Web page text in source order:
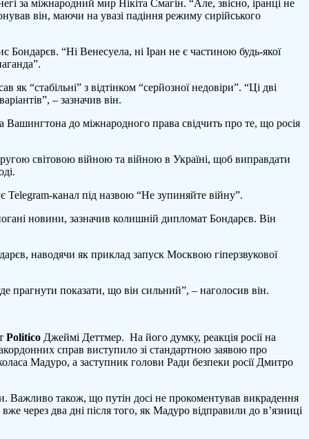
за міжнародний мир Нікіта Смагін. “Але, звісно, іранці не
він, маючи на увазі падіння режиму сирійського
“Ні Венесуела, ні Іран не є частиною будь-якої
“стабільні” з відтінком “серйозної недовіри”. “Ці дві
– зазначив він.
до міжнародного права свідчить про те, що росія
світовою війною та війною в Україні, щоб виправдати
Telegram-канал під назвою “Не зупиняйте війну”.
новини, зазначив колишній дипломат Бондарєв. Він
наводячи як приклад запуск Москвою гіперзвукової
прагнути показати, що він сильний”, – наголосив він.
Politico Джеймі Деттмер. На його думку, реакція росії на
справ виступило зі стандартною заявою про
Мадуро, а заступник голови Ради безпеки росії Дмитро
Важливо також, що путін досі не прокоментував викрадення
через два дні після того, як Мадуро відправили до в’язниці